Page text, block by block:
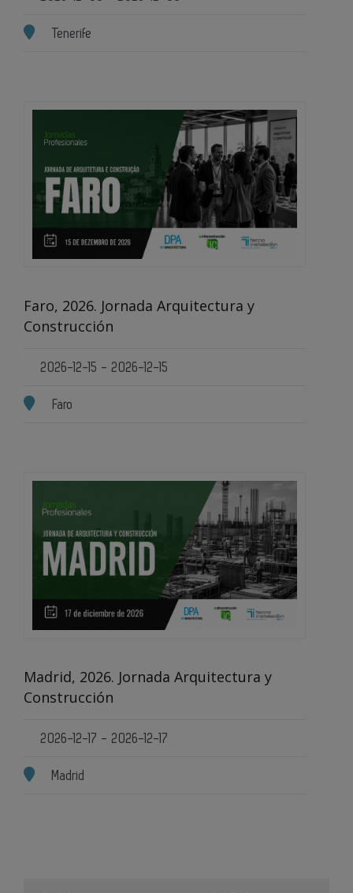
Tenerife
Faro, 2026. Jornada Arquitectura y
Construcción
2026-12-15 - 2026-12-15
Faro
Madrid, 2026. Jornada Arquitectura y
Construcción
2026-12-17 - 2026-12-17
Madrid